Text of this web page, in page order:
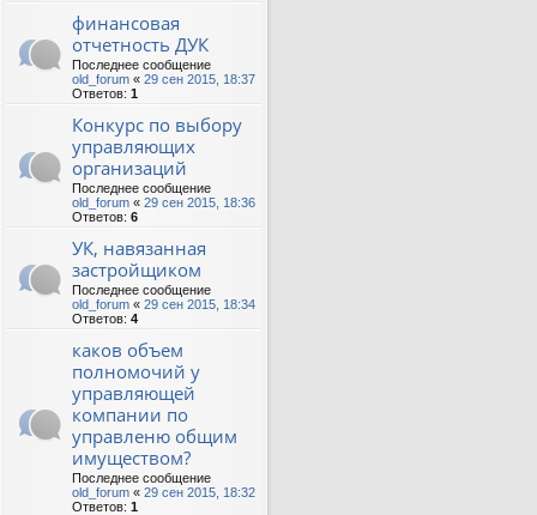
финансовая
отчетность ДУК
Последнее сообщение
old_forum « 29 сен 2015, 18:37
Ответов: 1
Конкурс по выбору
управляющих
организаций
Последнее сообщение
old_forum « 29 сен 2015, 18:36
Ответов: 6
УК, навязанная
застройщиком
Последнее сообщение
old_forum « 29 сен 2015, 18:34
Ответов: 4
каков объем
полномочий у
управляющей
компании по
управленю общим
имуществом?
Последнее сообщение
old_forum « 29 сен 2015, 18:32
Ответов: 1